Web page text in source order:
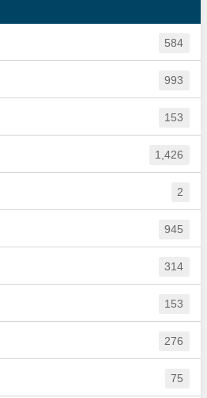
584
993
153
1,426
2
945
314
153
276
75